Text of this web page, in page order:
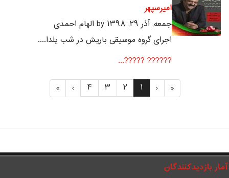
امیرسپهر
جمعه, آذر ۲۹, ۱۳۹۸ by الهام احمدی
اجرای گروه موسیقی باریش در شب یلدا....
?????? ?????...
۲ ۳ ۴
بازدیدکنندگان